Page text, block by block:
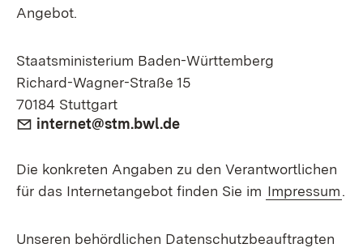
Angebot.
Staatsministerium Baden-Württemberg
Richard-Wagner-Straße 15
70184 Stuttgart
E-Mail:
internet@stm.bwl.de
Die konkreten Angaben zu den Verantwortlichen
für das Internetangebot finden Sie im Impressum.
Unseren behördlichen Datenschutzbeauftragten